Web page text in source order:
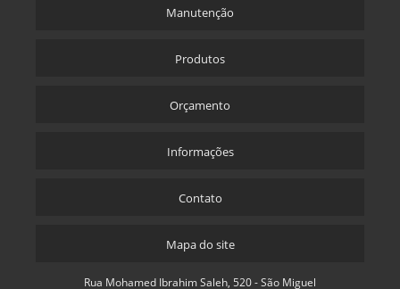
Manutenção
Produtos
Orçamento
Informações
Contato
Mapa do site
Rua Mohamed Ibrahim Saleh, 520 - São Miguel